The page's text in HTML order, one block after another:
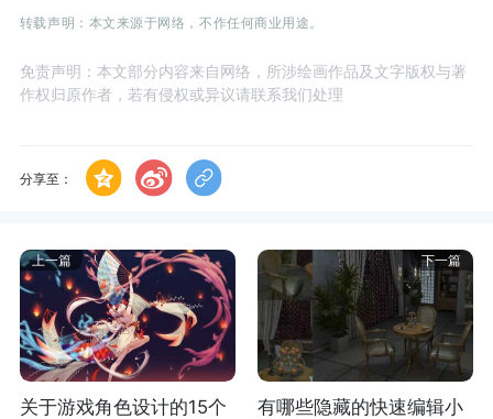
转载声明：本文来源于网络，不作任何商业用途。
免责声明：本文部分内容来自网络，所涉绘画作品及文字版权与著
作权归原作者，若有侵权或异议请联系我们处理
分享至：
上一篇
关于游戏角色设计的15个
下一篇
有哪些隐藏的快速编辑小